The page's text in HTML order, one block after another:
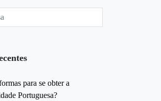
para se obter a
Portuguesa?